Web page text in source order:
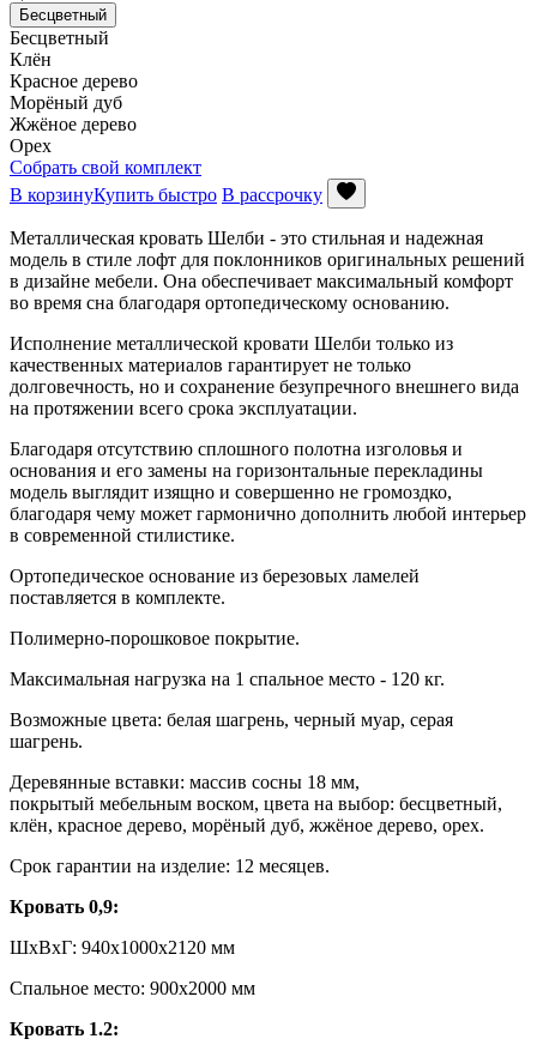
Бесцветный
Бесцветный
Клён
Красное дерево
Морёный дуб
Жжёное дерево
Орех
Собрать свой комплект
В корзинуКупить быстро В рассрочку
Металлическая кровать Шелби - это стильная и надежная
модель в стиле лофт для поклонников оригинальных решений
в дизайне мебели. Она обеспечивает максимальный комфорт
во время сна благодаря ортопедическому основанию.
Исполнение металлической кровати Шелби только из
качественных материалов гарантирует не только
долговечность, но и сохранение безупречного внешнего вида
на протяжении всего срока эксплуатации.
Благодаря отсутствию сплошного полотна изголовья и
основания и его замены на горизонтальные перекладины
модель выглядит изящно и совершенно не громоздко,
благодаря чему может гармонично дополнить любой интерьер
в современной стилистике.
Ортопедическое основание из березовых ламелей
поставляется в комплекте.
Полимерно-порошковое покрытие.
Максимальная нагрузка на 1 спальное место - 120 кг.
Возможные цвета: белая шагрень, черный муар, серая
шагрень.
Деревянные вставки: массив сосны 18 мм,
покрытый мебельным воском, цвета на выбор: бесцветный,
клён, красное дерево, морёный дуб, жжёное дерево, орех.
Срок гарантии на изделие: 12 месяцев.
Кровать 0,9:
ШxВxГ: 940x1000x2120 мм
Спальное место: 900х2000 мм
Кровать 1.2: